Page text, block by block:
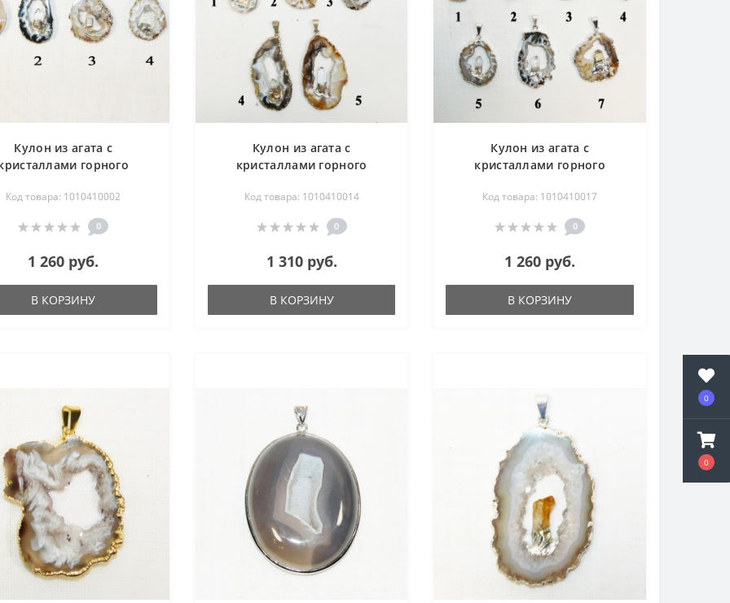
0
0
Кулон из агата с
горного
Код товара: 1010410002
0
1 260 руб.
В КОРЗИНУ
Кулон из агата с
кристаллами горного
Код товара: 1010410014
0
1 310 руб.
В КОРЗИНУ
Кулон из агата с
кристаллами горного
Код товара: 1010410017
0
1 260 руб.
В КОРЗИНУ